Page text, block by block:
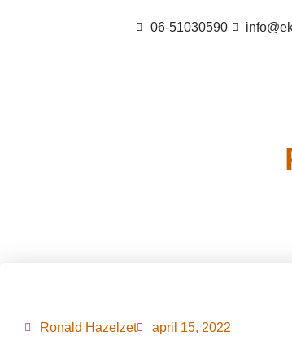
06-51030590
Ronald Hazelzet april 15, 2022